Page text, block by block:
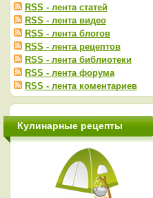
RSS - лента статей
RSS - лента видео
RSS - лента блогов
RSS - лента рецептов
RSS - лента библиотеки
RSS - лента форума
RSS - лента коментариев
Кулинарные рецепты